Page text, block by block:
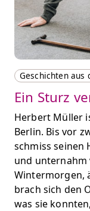
Geschichten aus
Ein Sturz
Herbert Müller
Berlin. Bis vor
schmiss seinen
und unternahm
Wintermorgen,
brach sich den
was sie